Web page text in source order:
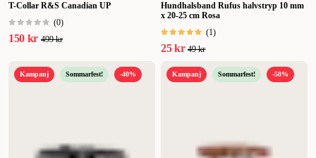
T-Collar R&S Canadian UP
(0)
150 kr 499 kr
Hundhalsband Rufus halvstryp 10 mm
x 20-25 cm Rosa
(1)
25 kr 49 kr
Kampanj Sommarfest! -40% Kampanj Sommarfest! -50%